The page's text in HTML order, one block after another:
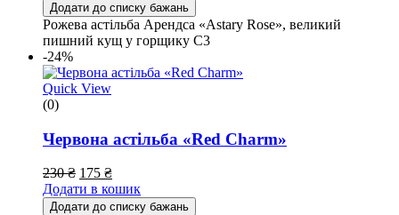
Додати до списку бажань
Рожева астільба Арендса «Astary Rose», великий
пишний кущ у горщику С3
-24%
Quick View
(0)
Червона астільба «Red Charm»
230₴ 175 ₴
Додати в кошик
Додати до списку бажань